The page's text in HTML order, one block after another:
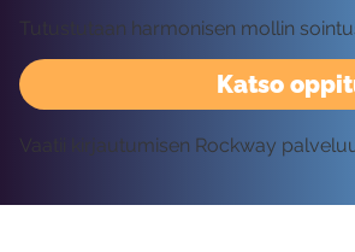
Katso
Tutustutaan harmonisen mollin
Vaatii kirjautumisen Rockway